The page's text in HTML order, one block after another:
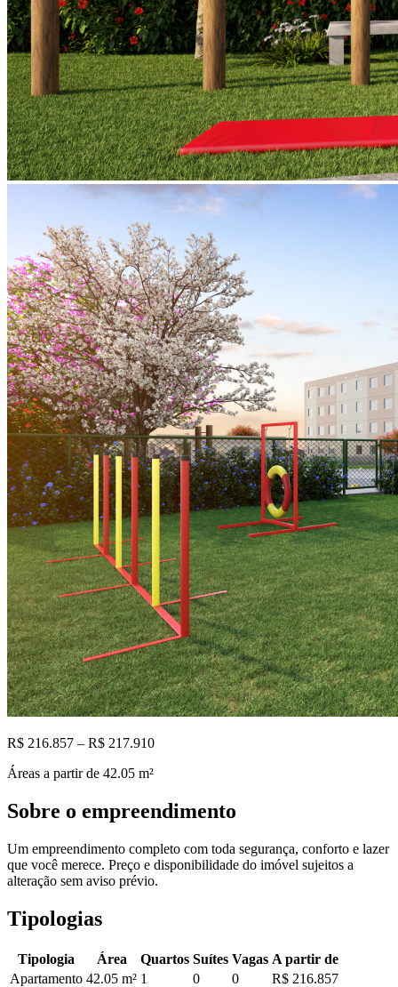
R$ 216.857 – R$ 217.910
Áreas a partir de 42.05 m²
Sobre o empreendimento
Um empreendimento completo com toda segurança, conforto e lazer
que você merece. Preço e disponibilidade do imóvel sujeitos a
alteração sem aviso prévio.
Tipologias
Tipologia Área Quartos Suítes Vagas A partir de
Apartamento 42.05 m² 1 0 0
R$ 216.857